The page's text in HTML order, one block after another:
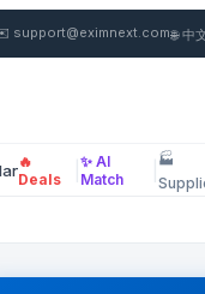
完整规格并提交您有
support@eximnext.com
🔥
Deals
✨ AI
Match
🏭